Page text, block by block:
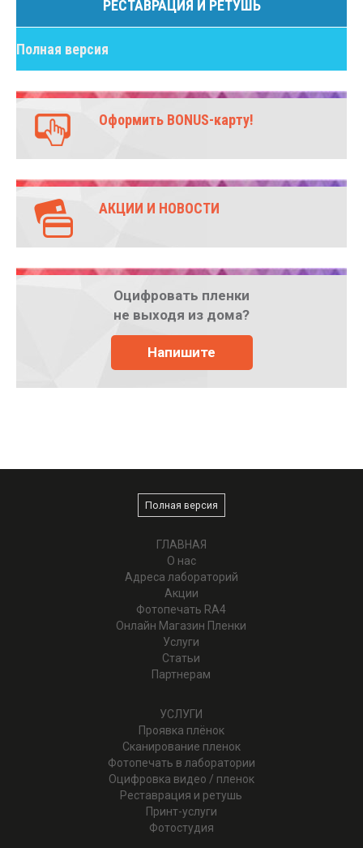
РЕСТАВРАЦИЯ И РЕТУШЬ
Полная версия
Оформить BONUS-карту!
АКЦИИ И НОВОСТИ
Оцифровать пленки
не выходя из дома?
Напишите
Полная версия
ГЛАВНАЯ
О нас
Адреса лабораторий
Акции
Фотопечать RA4
Онлайн Магазин Пленки
Услуги
Статьи
Партнерам
УСЛУГИ
Проявка плёнок
Cканирование пленок
Фотопечать в лаборатории
Оцифровка видео / пленок
Реставрация и ретушь
Принт-услуги
Фотостудия